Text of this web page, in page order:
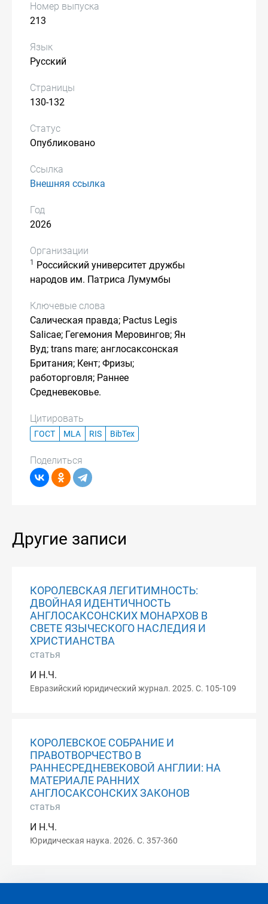
Номер выпуска
213
Язык
Русский
Страницы
130-132
Статус
Опубликовано
Ссылка
Внешняя ссылка
Год
2026
Организации
1
Российский университет дружбы
народов им. Патриса Лумумбы
Ключевые слова
Салическая правда; Pactus Legis
Salicae; Гегемония Меровингов; Ян
Вуд; trans mare; англосаксонская
Британия; Кент; Фризы;
работорговля; Раннее
Средневековье.
Цитировать
ГОСТ MLA RIS BibTex
Поделиться
Другие записи
КОРОЛЕВСКАЯ ЛЕГИТИМНОСТЬ:
ДВОЙНАЯ ИДЕНТИЧНОСТЬ
АНГЛОСАКСОНСКИХ МОНАРХОВ В
СВЕТЕ ЯЗЫЧЕСКОГО НАСЛЕДИЯ И
ХРИСТИАНСТВА
статья
И Н.Ч.
Евразийский юридический журнал. 2025. С. 105-109
КОРОЛЕВСКОЕ СОБРАНИЕ И
ПРАВОТВОРЧЕСТВО В
РАННЕСРЕДНЕВЕКОВОЙ АНГЛИИ: НА
МАТЕРИАЛЕ РАННИХ
АНГЛОСАКСОНСКИХ ЗАКОНОВ
статья
И Н.Ч.
Юридическая наука. 2026. С. 357-360